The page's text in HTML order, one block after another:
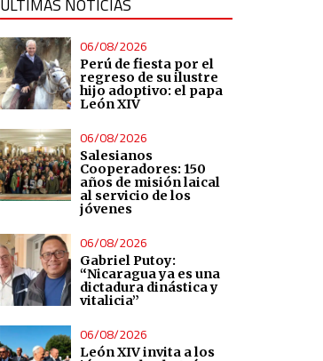
ÚLTIMAS NOTICIAS
06/08/2026
Perú de fiesta por el
regreso de su ilustre
hijo adoptivo: el papa
León XIV
06/08/2026
Salesianos
Cooperadores: 150
años de misión laical
al servicio de los
jóvenes
06/08/2026
Gabriel Putoy:
“Nicaragua ya es una
dictadura dinástica y
vitalicia”
06/08/2026
León XIV invita a los